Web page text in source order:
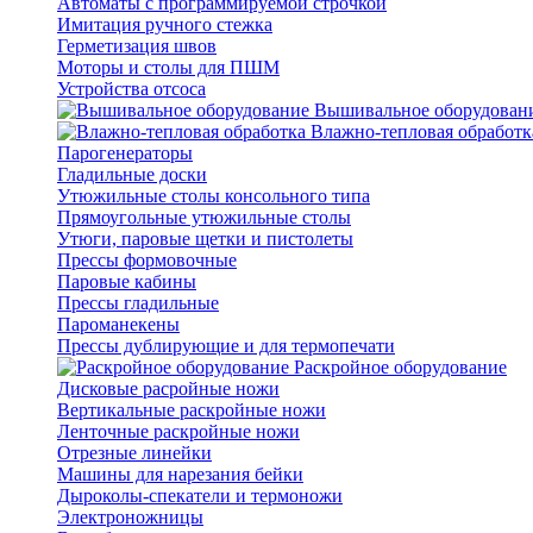
Имитация ручного стежка
Герметизация швов
Моторы и столы для ПШМ
Устройства отсоса
Вышивальное
Влажно-тепловая
Парогенераторы
Гладильные доски
Утюжильные столы консольного типа
Прямоугольные утюжильные столы
Утюги, паровые щетки и пистолеты
Прессы формовочные
Паровые кабины
Прессы гладильные
Пароманекены
Прессы дублирующие и для термопечати
Раскройное оборудование
Дисковые расройные ножи
Вертикальные раскройные ножи
Ленточные раскройные ножи
Отрезные линейки
Машины для нарезания бейки
Дыроколы-спекатели и термоножи
Электроножницы